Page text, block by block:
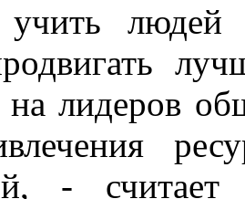
людей
на лидеров
-